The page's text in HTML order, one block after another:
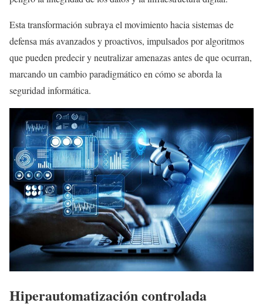
Esta transformación subraya el movimiento hacia sistemas de
defensa más avanzados y proactivos, impulsados por algoritmos
que pueden predecir y neutralizar amenazas antes de que ocurran,
marcando un cambio paradigmático en cómo se aborda la
seguridad informática.
Hiperautomatización controlada